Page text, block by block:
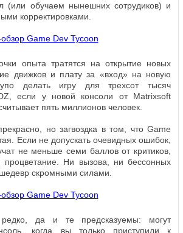
(или обучаем нынешних сотрудиков) и
корректировками.
опыта тратятся на открытие новых
движков и плату за «вход» на новую
делать игру для трехсот тысяч
если у новой консоли от Matrixsoft
пять миллионов человек.
но загвоздка в том, что Game
Если не допускать очевидных ошибок,
не меньше семи баллов от критиков,
процветание. Ни вызова, ни бессонных
скромными силами.
редко, да и те предсказуемы: могут
когда вы только приступили к